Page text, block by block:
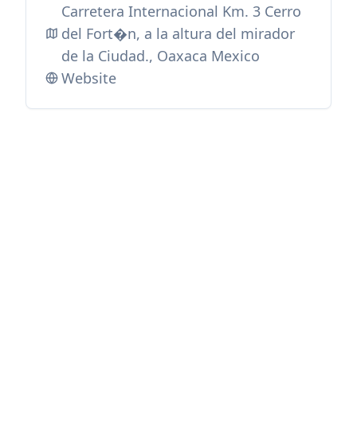
Carretera Internacional Km. 3 Cerro
del Fort�n, a la altura del mirador
de la Ciudad., Oaxaca Mexico
Website